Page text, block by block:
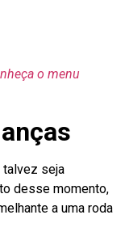
o menu
talvez seja
desse momento,
a uma roda